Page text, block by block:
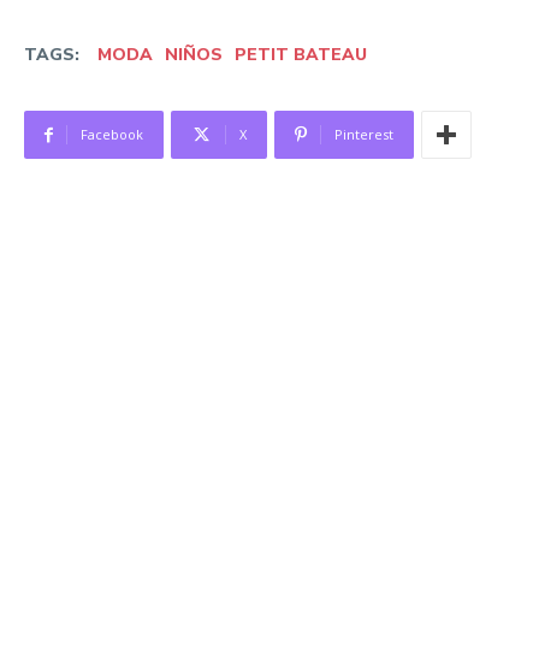
TAGS: MODA NIÑOS PETIT BATEAU
Facebook X Pinterest